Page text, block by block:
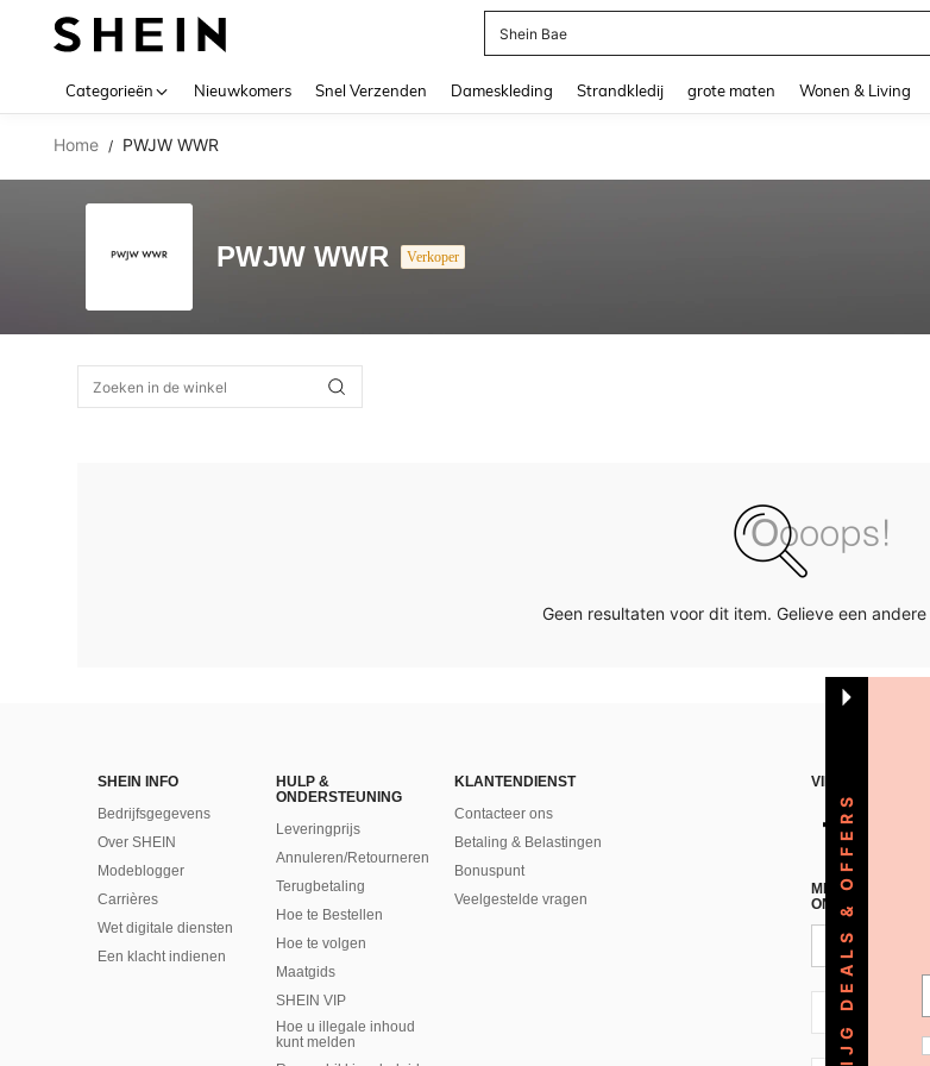
Shein Bae
Categorieën Nieuwkomers Snel Verzenden Dameskleding Strandkledij grote maten Wonen & Living
Home / PWJW WWR
PWJW WWR Verkoper
Geen resultaten voor dit item. Gelieve een
SHEIN INFO
Bedrijfsgegevens
Over SHEIN
Modeblogger
Carrières
Wet digitale diensten
Een klacht indienen
HULP &
ONDERSTEUNING
Leveringprijs
Annuleren/Retourneren
Terugbetaling
Hoe te Bestellen
Hoe te volgen
Maatgids
SHEIN VIP
Hoe u illegale inhoud
kunt melden
KLANTENDIENST
Contacteer ons
Betaling & Belastingen
Bonuspunt
Veelgestelde vragen
VIND ONS
MELD JE A AN
NL + 31
KRIJG DEALS & OFFERS